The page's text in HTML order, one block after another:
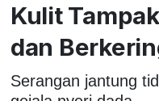
Kulit
dan
Serangan jantung